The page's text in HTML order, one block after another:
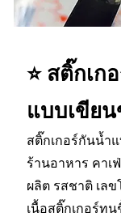
⭐ สติ๊กเ
แบบเขีย
สติ๊กเกอร์กันน้ำ
ร้านอาหาร คาเ
ผลิต รสชาติ เล
เนื้อสติ๊กเกอร์ท